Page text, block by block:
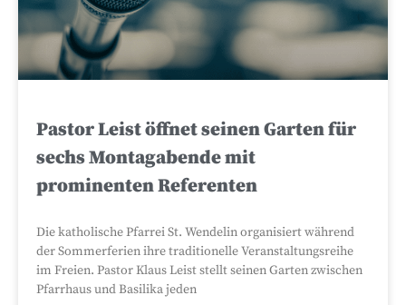
Pastor Leist öffnet seinen Garten für
sechs Montagabende mit
prominenten Referenten
Die katholische Pfarrei St. Wendelin organisiert während
der Sommerferien ihre traditionelle Veranstaltungsreihe
im Freien. Pastor Klaus Leist stellt seinen Garten zwischen
Pfarrhaus und Basilika jeden